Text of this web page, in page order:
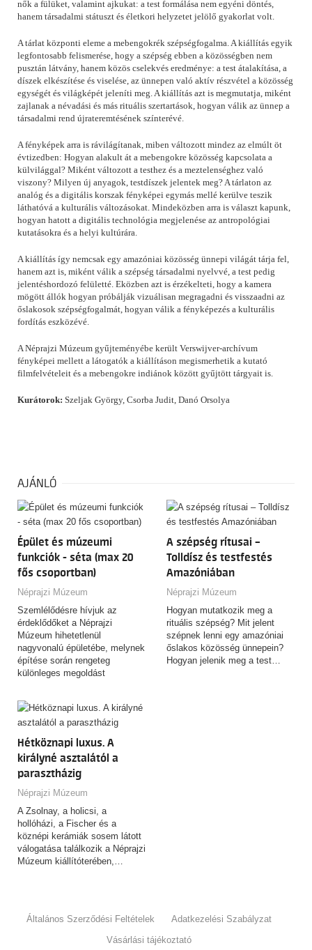
nők a fülüket, valamint ajkukat: a test formálása nem egyéni döntés,
hanem társadalmi státuszt és életkori helyzetet jelölő gyakorlat volt.
A tárlat központi eleme a mebengokrék szépségfogalma. A kiállítás egyik
legfontosabb felismerése, hogy a szépség ebben a közösségben nem
pusztán látvány, hanem közös cselekvés eredménye: a test átalakítása, a
díszek elkészítése és viselése, az ünnepen való aktív részvétel a közösség
egységét és világképét jeleníti meg. A kiállítás azt is megmutatja, miként
zajlanak a névadási és más rituális szertartások, hogyan válik az ünnep a
társadalmi rend újrateremtésének színterévé.
A fényképek arra is rávilágítanak, miben változott mindez az elmúlt öt
évtizedben: Hogyan alakult át a mebengokre közösség kapcsolata a
külvilággal? Miként változott a testhez és a meztelenséghez való
viszony? Milyen új anyagok, testdíszek jelentek meg? A tárlaton az
analóg és a digitális korszak fényképei egymás mellé kerülve teszik
láthatóvá a kulturális változásokat. Mindeközben arra is választ kapunk,
hogyan hatott a digitális technológia megjelenése az antropológiai
kutatásokra és a helyi kultúrára.
A kiállítás így nemcsak egy amazóniai közösség ünnepi világát tárja fel,
hanem azt is, miként válik a szépség társadalmi nyelvvé, a test pedig
jelentéshordozó felületté. Eközben azt is érzékelteti, hogy a kamera
mögött állók hogyan próbálják vizuálisan megragadni és visszaadni az
őslakosok szépségfogalmát, hogyan válik a fényképezés a kulturális
fordítás eszközévé.
A Néprajzi Múzeum gyűjteményébe került Verswijver-archívum
fényképei mellett a látogatók a kiállításon megismerhetik a kutató
filmfelvételeit és a mebengokre indiánok között gyűjtött tárgyait is.
Kurátorok: Szeljak György, Csorba Judit, Danó Orsolya
AJÁNLÓ
Épület és múzeumi
funkciók - séta (max 20
fős csoportban)
Néprajzi Múzeum
Szemlélődésre hívjuk az
érdeklődőket a Néprajzi
Múzeum hihetetlenül
nagyvonalú épületébe, melynek
építése során rengeteg
különleges megoldást
A szépség rítusai –
Tolldísz és testfestés
Amazóniában
Néprajzi Múzeum
Hogyan mutatkozik meg a
rituális szépség? Mit jelent
szépnek lenni egy amazóniai
őslakos közösség ünnepein?
Hogyan jelenik meg a test…
Hétköznapi luxus. A
királyné asztalától a
parasztházig
Néprajzi Múzeum
A Zsolnay, a holicsi, a
hollóházi, a Fischer és a
köznépi kerámiák sosem látott
válogatása találkozik a Néprajzi
Múzeum kiállítóterében,…
Általános Szerződési Feltételek
Adatkezelési Szabályzat
Vásárlási tájékoztató